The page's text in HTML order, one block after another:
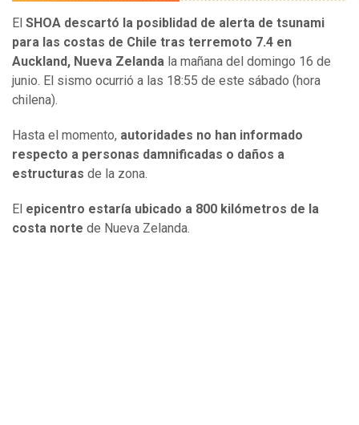
El SHOA descartó la posiblidad de alerta de tsunami
para las costas de Chile tras terremoto 7.4 en
Auckland, Nueva Zelanda la mañana del domingo 16 de
junio. El sismo ocurrió a las 18:55 de este sábado (hora
chilena).
Hasta el momento, autoridades no han informado
respecto a personas damnificadas o daños a
estructuras de la zona.
El epicentro estaría ubicado a 800 kilómetros de la
costa norte de Nueva Zelanda.